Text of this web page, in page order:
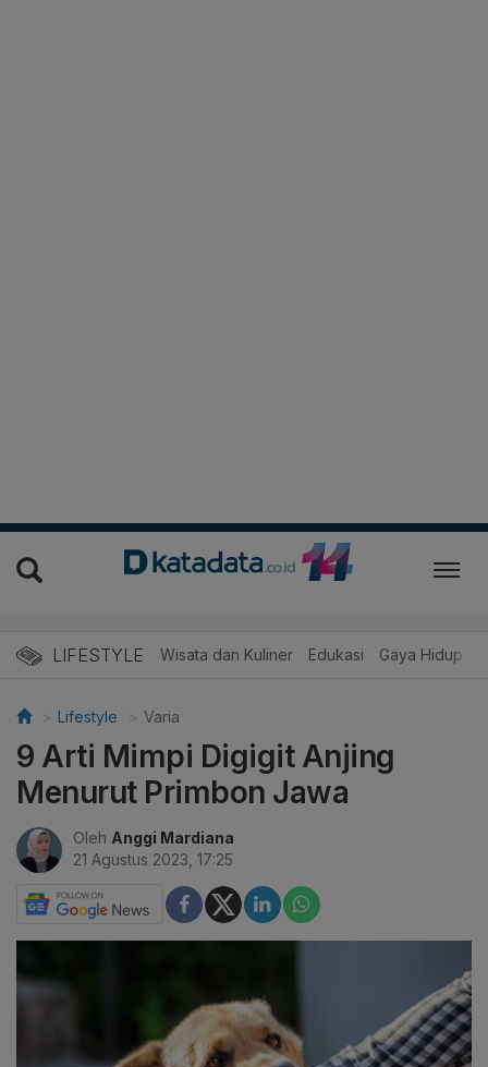
LIFESTYLE Wisata dan Kuliner Edukasi Gaya Hidup
Lifestyle Varia
9 Arti Mimpi Digigit Anjing
Menurut Primbon Jawa
Oleh Anggi Mardiana
21 Agustus 2023, 17:25